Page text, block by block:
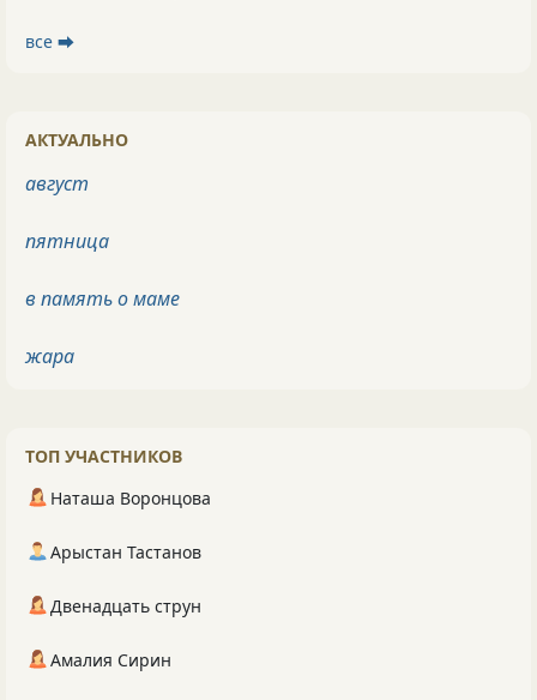
все ⮕
АКТУАЛЬНО
август
пятница
в память о маме
жара
ТОП УЧАСТНИКОВ
Наташа Воронцова
Арыстан Тастанов
Двенадцать струн
Амалия Сирин